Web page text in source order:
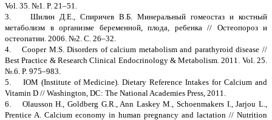
Vol. 35. №1. P. 21–51.
3. Шилин Д.Е., Спиричев В.Б. Минеральный гомеостаз и костный
метаболизм в организме беременной, плода, ребенка // Остеопороз и
остеопатии. 2006. №2. С. 26–32.
4. Cooper M.S. Disorders of calcium metabolism and parathyroid disease //
Best Practice & Research Clinical Endocrinology & Metabolism. 2011. Vol. 25.
№.6. P. 975–983.
5. IOM (Institute of Medicine). Dietary Reference Intakes for Calcium and
Vitamin D // Washington, DC: The National Academies Press, 2011.
6. Olausson H., Goldberg G.R., Ann Laskey M., Schoenmakers I., Jarjou L.,
Prentice A. Calcium economy in human pregnancy and lactation // Nutrition